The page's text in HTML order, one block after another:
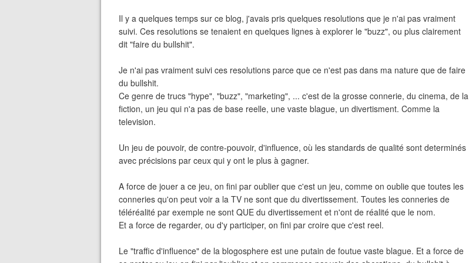
Il y a quelques temps sur ce blog, j'avais pris quelques resolutions que je n'ai pas vraiment
suivi. Ces resolutions se tenaient en quelques lignes à explorer le "buzz", ou plus clairement
dit "faire du bullshit".
Je n'ai pas vraiment suivi ces resolutions parce que ce n'est pas dans ma nature que de faire
du bullshit.
Ce genre de trucs "hype", "buzz", "marketing", ... c'est de la grosse connerie, du cinema, de la
fiction, un jeu qui n'a pas de base reelle, une vaste blague, un divertisment. Comme la
television.
Un jeu de pouvoir, de contre-pouvoir, d'influence, où les standards de qualité sont determinés
avec précisions par ceux qui y ont le plus à gagner.
A force de jouer a ce jeu, on fini par oublier que c'est un jeu, comme on oublie que toutes les
conneries qu'on peut voir a la TV ne sont que du divertissement. Toutes les conneries de
téléréalité par exemple ne sont QUE du divertissement et n'ont de réalité que le nom.
Et a force de regarder, ou d'y participer, on fini par croire que c'est reel.
Le "traffic d'influence" de la blogosphere est une putain de foutue vaste blague. Et a force de